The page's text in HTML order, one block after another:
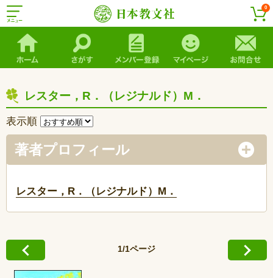
0
レスター，R．（レジナルド）M．
表示順
著者プロフィール
レスター，R．（レジナルド）M．
1/1ページ